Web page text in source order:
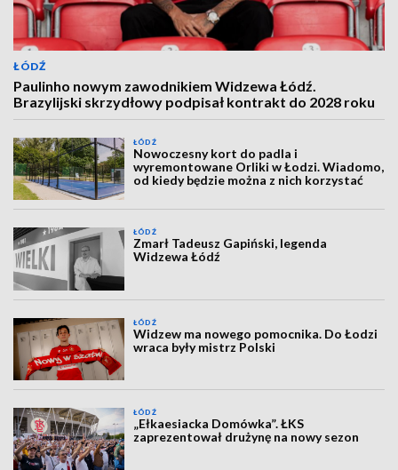
ŁÓDŹ
Paulinho nowym zawodnikiem Widzewa Łódź.
Brazylijski skrzydłowy podpisał kontrakt do 2028 roku
ŁÓDŹ
Nowoczesny kort do padla i
wyremontowane Orliki w Łodzi. Wiadomo,
od kiedy będzie można z nich korzystać
ŁÓDŹ
Zmarł Tadeusz Gapiński, legenda
Widzewa Łódź
ŁÓDŹ
Widzew ma nowego pomocnika. Do Łodzi
wraca były mistrz Polski
ŁÓDŹ
„Ełkaesiacka Domówka”. ŁKS
zaprezentował drużynę na nowy sezon